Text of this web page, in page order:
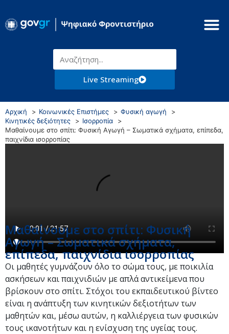
Live Streaming
Αρχική Κοινωνικές Επιστήμες
Φυσική αγωγή
Κινητικές δεξιότητες
Ισορροπία
Μαθαίνουμε στο σπίτι: Φυσική Αγωγή – Σωματικά σχήματα, επίπεδα,
παιχνίδια ισορροπίας
Μαθαίνουμε στο σπίτι: Φυσική
Αγωγή – Σωματικά σχήματα,
επίπεδα, παιχνίδια ισορροπίας
Οι μαθητές γυμνάζουν όλο το σώμα τους, με ποικιλία
ασκήσεων και παιχνιδιών με απλά αντικείμενα που
βρίσκουν στο σπίτι. Στόχοι του εκπαιδευτικού βίντεο
είναι η ανάπτυξη των κινητικών δεξιοτήτων των
μαθητών και, μέσω αυτών, η καλλιέργεια των φυσικών
τους ικανοτήτων και η ενίσχυση της υγείας τους.